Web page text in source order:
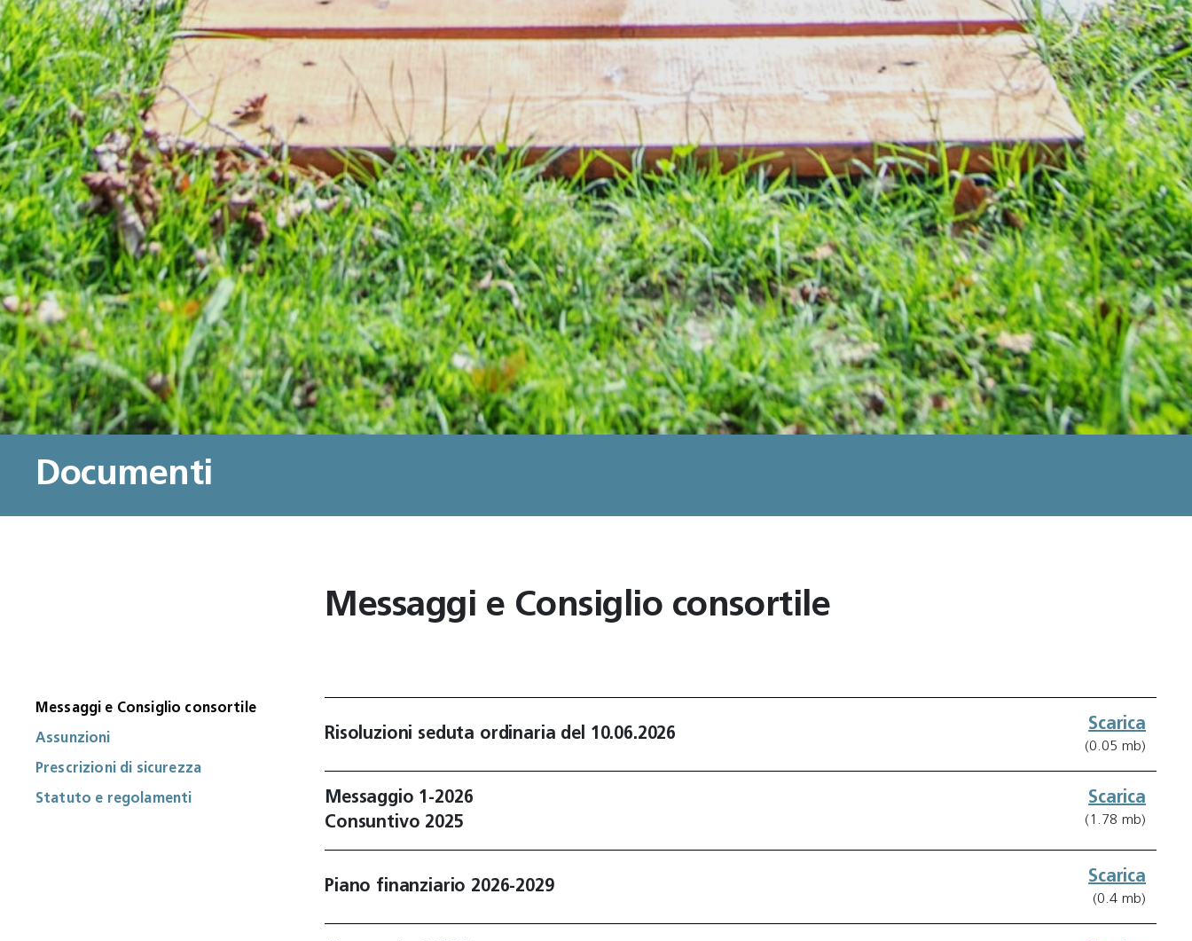
Documenti
Messaggi e Consiglio consortile
Messaggi e Consiglio consortile
Assunzioni
Prescrizioni di sicurezza
Statuto e regolamenti
Risoluzioni seduta ordinaria del 10.06.2026
Scarica
(0.05 mb)
Messaggio 1-2026
Consuntivo 2025
Scarica
(1.78 mb)
Piano finanziario 2026-2029
Scarica
(0.4 mb)